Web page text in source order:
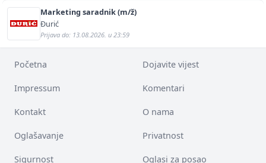
Marketing saradnik (m/ž)
Đurić
Prijava do: 13.08.2026. u 23:59
Početna Dojavite vijest
Impressum Komentari
Kontakt O nama
Oglašavanje Privatnost
Sigurnost Oglasi za posao